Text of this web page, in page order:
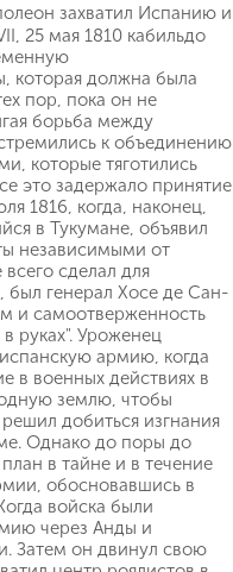
захватил Испанию и
25 мая 1810 кабильдо
которая должна была
пор, пока он не
борьба между
к объединению
которые тяготились
это задержало принятие
1816, когда, наконец,
в Тукумане, объявил
независимыми от
сделал для
был генерал Хосе де Сан-
и самоотверженность
руках". Уроженец
армию, когда
в военных действиях в
землю, чтобы
добиться изгнания
Однако до поры до
в тайне и в течение
обосновавшись в
войска были
через Анды и
Затем он двинул свою